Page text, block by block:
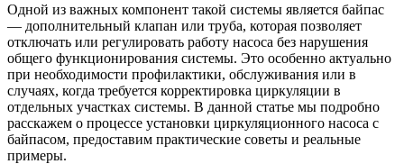
Одной из важных компонент такой системы является байпас
— дополнительный клапан или труба, которая позволяет
отключать или регулировать работу насоса без нарушения
общего функционирования системы. Это особенно актуально
при необходимости профилактики, обслуживания или в
случаях, когда требуется корректировка циркуляции в
отдельных участках системы. В данной статье мы подробно
расскажем о процессе установки циркуляционного насоса с
байпасом, предоставим практические советы и реальные
примеры.